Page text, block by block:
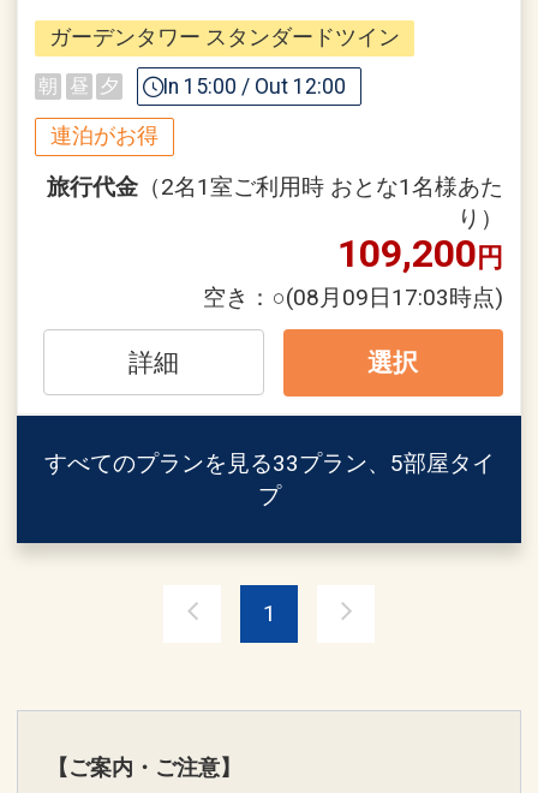
す。
●添い寝のお子様は朝食をご用意！
※0～3歳の対象ビュッフェレストラン利
用時に限ります。
●客室内での高速インターネットが（Wi-
Fi含む）無料
※パソコン等のデバイスはご持参くださ
●客室内にバスローブをご用意！
●高層階（22階以上）のお部屋をご用
※旅行代金に含まれます。
「食事なしプラン」と「朝食付プラン」
をご用意しています
※ご覧のページがどちらかを
設定期間：2026年5月7日～2026年9月
【連泊するとお得】連泊割引がございま
す
連泊の場合、
1泊目より1泊につきおひとり様
００円引
※割引適用後のご旅行代金は、カレンダ
ーからお進みいただいた後表示される
「空室照会結果確認画面」でご確認くだ
さい。
※宿泊期間中すべての日において人数・
氏名・客室タイプ・食事条件・プラン同
一であることが割引適用の条件となりま
す。
うれしいポイント！
付！（おひとり様１泊につき１枚）
※「パティスリーSATSUKI」「ピエー
ツ対象
意！
ガーデンタワー スタンダードツイン
朝 昼 夕 In 15:00 / Out 12:00
連泊がお得
旅行代金 （2名1室ご利用時 おとな1名様あた
り）
109,200円
空き： ○(08月09日17:03時点)
詳細 選択
すべてのプランを見る33プラン、5部屋タイ
プ
1
【ご案内・ご注意】